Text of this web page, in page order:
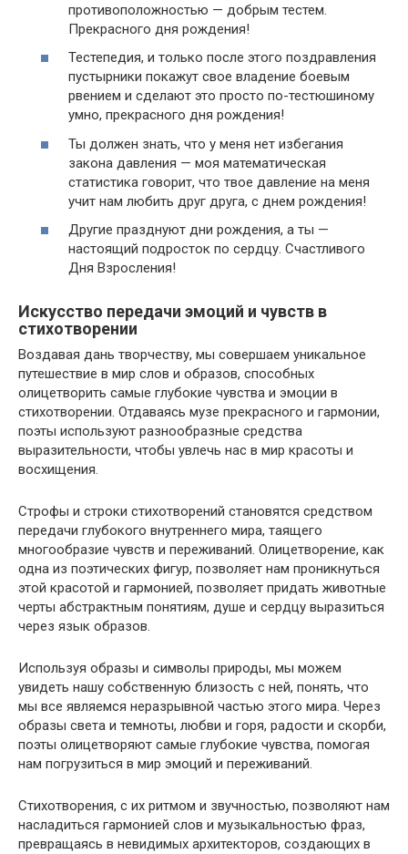
противоположностью — добрым тестем.
Прекрасного дня рождения!
Тестепедия, и только после этого поздравления
пустырники покажут свое владение боевым
рвением и сделают это просто по-тестюшиному
умно, прекрасного дня рождения!
Ты должен знать, что у меня нет избегания
закона давления — моя математическая
статистика говорит, что твое давление на меня
учит нам любить друг друга, с днем рождения!
Другие празднуют дни рождения, а ты —
настоящий подросток по сердцу. Счастливого
Дня Взросления!
Искусство передачи эмоций и чувств в
стихотворении
Воздавая дань творчеству, мы совершаем уникальное
путешествие в мир слов и образов, способных
олицетворить самые глубокие чувства и эмоции в
стихотворении. Отдаваясь музе прекрасного и гармонии,
поэты используют разнообразные средства
выразительности, чтобы увлечь нас в мир красоты и
восхищения.
Строфы и строки стихотворений становятся средством
передачи глубокого внутреннего мира, таящего
многообразие чувств и переживаний. Олицетворение, как
одна из поэтических фигур, позволяет нам проникнуться
этой красотой и гармонией, позволяет придать животные
черты абстрактным понятиям, душе и сердцу выразиться
через язык образов.
Используя образы и символы природы, мы можем
увидеть нашу собственную близость с ней, понять, что
мы все являемся неразрывной частью этого мира. Через
образы света и темноты, любви и горя, радости и скорби,
поэты олицетворяют самые глубокие чувства, помогая
нам погрузиться в мир эмоций и переживаний.
Стихотворения, с их ритмом и звучностью, позволяют нам
насладиться гармонией слов и музыкальностью фраз,
превращаясь в невидимых архитекторов, создающих в